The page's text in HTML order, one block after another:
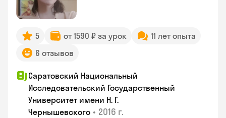
5 от 1590 ₽ за урок
11 лет опыта
6 отзывов
Саратовский Национальный
Исследовательский Государственный
Университет имени Н. Г.
Чернышевского • 2016 г.